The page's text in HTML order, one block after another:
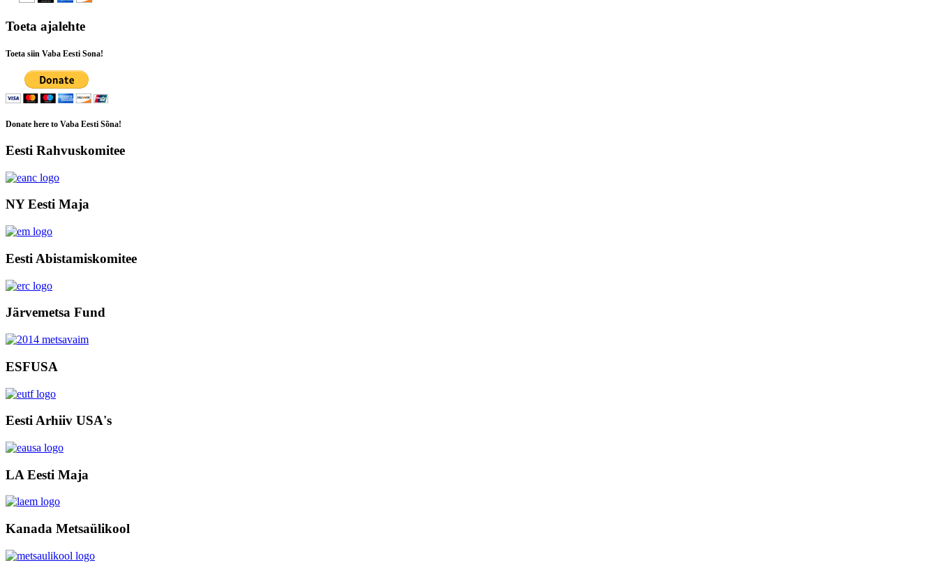
Toeta ajalehte
Toeta siin Vaba Eesti Sona!
Donate here to Vaba Eesti Sõna!
Eesti Rahvuskomitee
NY Eesti Maja
Eesti Abistamiskomitee
Järvemetsa Fund
ESFUSA
Eesti Arhiiv USA's
LA Eesti Maja
Kanada Metsaülikool